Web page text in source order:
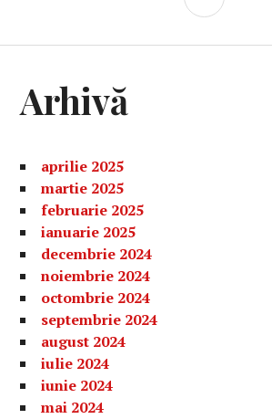
Arhivă
aprilie 2025
martie 2025
februarie 2025
ianuarie 2025
decembrie 2024
noiembrie 2024
octombrie 2024
septembrie 2024
august 2024
iulie 2024
iunie 2024
mai 2024